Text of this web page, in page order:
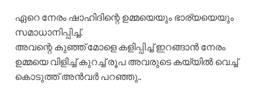
ഏറെ നേരം ഷാഹിദിന്റെ ഉമ്മയെയും ഭാര്യയെയും
സമാധാനിപ്പിച്ച്.
അവന്റെ കുഞ്ഞ് മോളെ കളിപ്പിച്ച് ഇറങ്ങാൻ നേരം
ഉമ്മയെ വിളിച്ച് കുറച്ച് രൂപ അവരുടെ കയ്യിൽ വെച്ച്
കൊടുത്ത് അൻവർ പറഞ്ഞു..